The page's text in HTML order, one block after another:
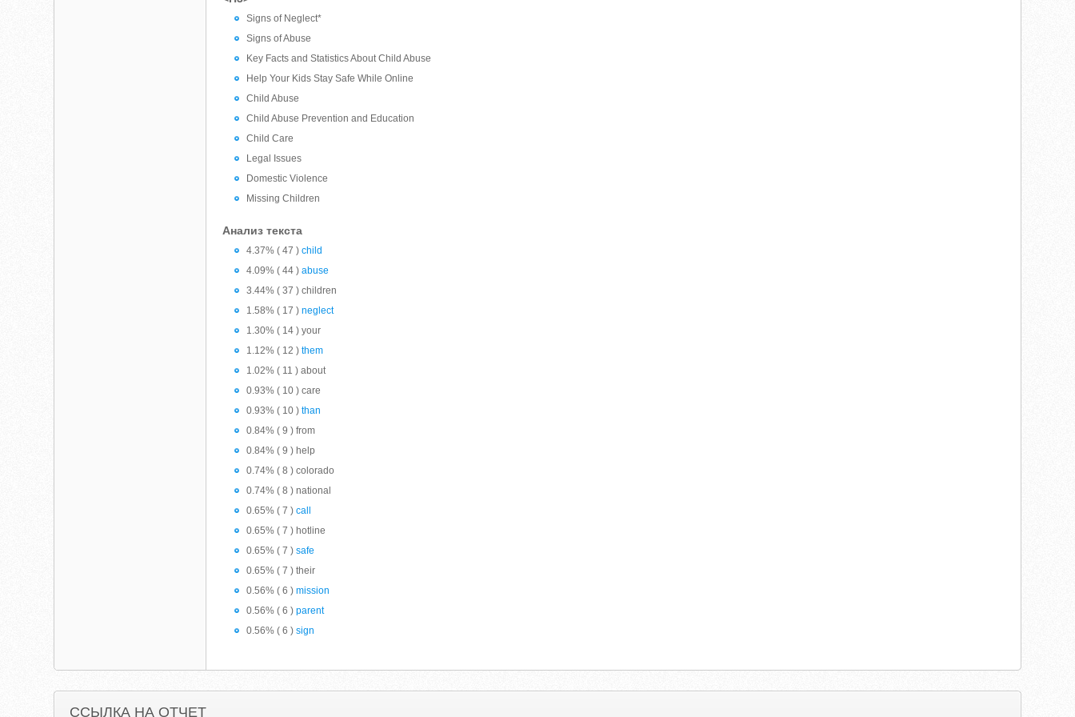
Signs of Neglect*
Signs of Abuse
Key Facts and Statistics About Child Abuse
Help Your Kids Stay Safe While Online
Child Abuse
Child Abuse Prevention and Education
Child Care
Legal Issues
Domestic Violence
Missing Children
Анализ текста
4.37% ( 47 )child
4.09% ( 44 )abuse
3.44% ( 37 ) children
1.58% ( 17 )neglect
1.30% ( 14 ) your
1.12% ( 12 )them
1.02% ( 11 ) about
0.93% ( 10 ) care
0.93% ( 10 )than
0.84% ( 9 ) from
0.84% ( 9 ) help
0.74% ( 8 ) colorado
0.74% ( 8 ) national
0.65% ( 7 )call
0.65% ( 7 ) hotline
0.65% ( 7 )safe
0.65% ( 7 ) their
0.56% ( 6 )mission
0.56% ( 6 )parent
0.56% ( 6 )sign
ССЫЛКА НА ОТЧЕТ